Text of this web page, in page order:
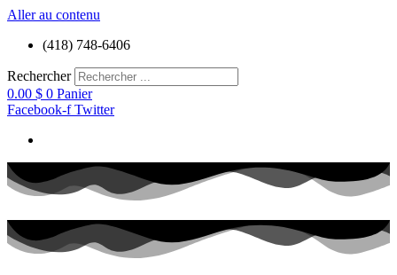
Aller au contenu
(418) 748-6406
Rechercher
0.00 $ 0 Panier
Facebook-f Twitter